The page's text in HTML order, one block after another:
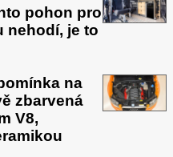
pohon pro
nehodí, je to
na
zbarvená
V8,